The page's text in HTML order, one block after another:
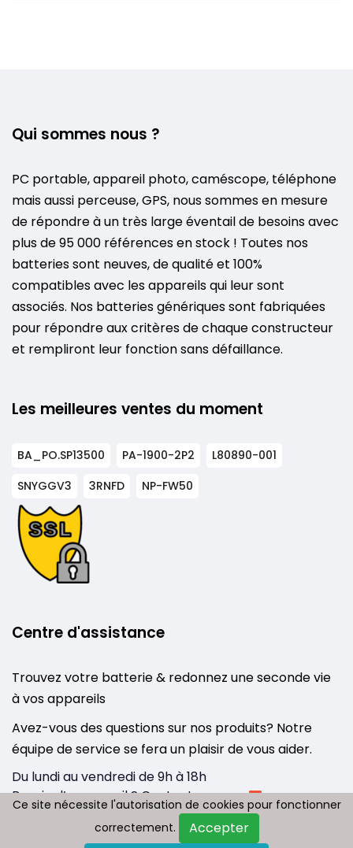
Qui sommes nous ?
PC portable, appareil photo, caméscope, téléphone
mais aussi perceuse, GPS, nous sommes en mesure
de répondre à un très large éventail de besoins avec
plus de 95 000 références en stock ! Toutes nos
batteries sont neuves, de qualité et 100%
compatibles avec les appareils qui leur sont
associés. Nos batteries génériques sont fabriquées
pour répondre aux critères de chaque constructeur
et rempliront leur fonction sans défaillance.
Les meilleures ventes du moment
BA_PO.SP13500 PA-1900-2P2
L80890-001
SNYGGV3
3RNFD NP-FW50
Centre d'assistance
Trouvez votre batterie & redonnez une seconde vie
à vos appareils
Avez-vous des questions sur nos produits? Notre
équipe de service se fera un plaisir de vous aider.
Du lundi au vendredi de 9h à 18h
Besoin d’un conseil ? Contactez-nous :
info@tousbatterie.com
Substack
Ce site nécessite l'autorisation de cookies pour fonctionner
correctement.
Accepter
Ce site nécessite l'autorisation de cookies pour fonctionner
correctement.
Accepter